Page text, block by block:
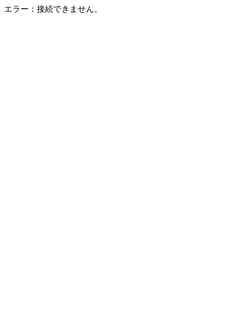
エラー：接続できません。